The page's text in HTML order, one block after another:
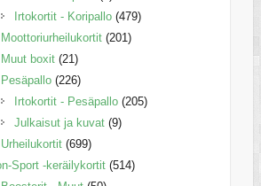
Irtokortit - Koripallo (479)
Moottoriurheilukortit (201)
Muut boxit (21)
Pesäpallo (226)
Irtokortit - Pesäpallo (205)
Julkaisut ja kuvat (9)
Urheilukortit (699)
Sport -keräilykortit (514)